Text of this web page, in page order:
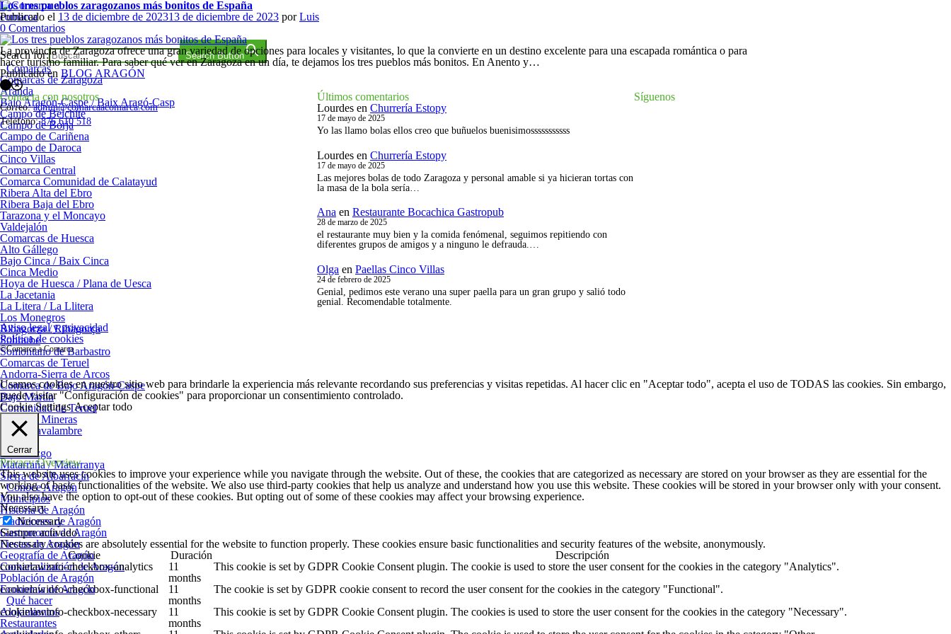
Saltar
al
contenido
Comarca a comarca
Search for: Search Button
Comarcas
Comarcas de Zaragoza
Aranda
Bajo Aragón-Caspe / Baix Aragó-Casp
Campo de Belchite
Campo de Borja
Campo de Cariñena
Campo de Daroca
Cinco Villas
Comarca Central
Comarca Comunidad de Calatayud
Ribera Alta del Ebro
Ribera Baja del Ebro
Tarazona y el Moncayo
Valdejalón
Comarcas de Huesca
Alto Gállego
Bajo Cinca / Baix Cinca
Cinca Medio
Hoya de Huesca / Plana de Uesca
La Jacetania
La Litera / La Llitera
Los Monegros
Ribagorza / Ribagorça
Sobrarbe
Somontano de Barbastro
Comarcas de Teruel
Andorra-Sierra de Arcos
Comarca de Bajo Aragón-Caspe
Bajo Martín
Comunidad de Teruel
Cuencas Mineras
Gúdar-Javalambre
Maestrazgo
Matarraña / Matarranya
Sierra de Albarracín
Conoce Aragón
Municipios
Historia de Aragón
Tradiciones de Aragón
Gastronomía de Aragón
Fiestas de Aragón
Geografía de Aragón
Comarcalización de Aragón
Población de Aragón
Economía de Aragón
Qué hacer
Alojamientos
Restaurantes
Los tres pueblos zaragozanos más bonitos de España
Publicado el 13 de diciembre de 202313 de diciembre de 2023 por Luis
0 Comentariosen
Los
tres
pueblos
zaragozanos
más
bonitos
de
España
La provincia de Zaragoza ofrece una gran variedad de opciones para locales y visitantes, lo que la convierte en un destino excelente para una escapada romántica o para
hacer turismo familiar. Para saber qué ver en Zaragoza en un día, te dejamos los tres pueblos más bonitos. En Anento y…
Publicado en BLOG ARAGÓN
Navegación
de
los
puestos
Contacta con nosotros
Correo:admin@comarcaacomarca.com
Teléfono:876 610 518
Últimos comentarios
Lourdes en Churrería Estopy
17 de mayo de 2025
Yo las llamo bolas ellos creo que buñuelos buenisimosssssssssss
Lourdes en Churrería Estopy
17 de mayo de 2025
Las mejores bolas de todo Zaragoza y personal amable si ya hicieran tortas con
la masa de la bola sería…
Ana en Restaurante Bocachica Gastropub
28 de marzo de 2025
el restaurante muy bien y la comida fenómenal, seguimos repitiendo con
diferentes grupos de amigos y a ninguno le defrauda.…
Olga en Paellas Cinco Villas
24 de febrero de 2025
Genial, pedimos este verano una super paella para un gran grupo y salió todo
genial. Recomendable totalmente.
Síguenos
Aviso legal y privacidad
Política de cookies
©Comarca a Comarca
Usamos cookies en nuestro sitio web para brindarle la experiencia más relevante recordando sus preferencias y visitas repetidas. Al hacer clic en "Aceptar todo", acepta el uso de TODAS las cookies. Sin embargo,
puede visitar "Configuración de cookies" para proporcionar un consentimiento controlado.
Cookie Settings Aceptar todo
Cerrar
Privacy Overview
This website uses cookies to improve your experience while you navigate through the website. Out of these, the cookies that are categorized as necessary are stored on your browser as they are essential for the
working of basic functionalities of the website. We also use third-party cookies that help us analyze and understand how you use this website. These cookies will be stored in your browser only with your consent.
You also have the option to opt-out of these cookies. But opting out of some of these cookies may affect your browsing experience.
Necessary
Necessary
Siempre activado
Necessary cookies are absolutely essential for the website to function properly. These cookies ensure basic functionalities and security features of the website, anonymously.
Cookie
Duración
Descripción
cookielawinfo-checkbox-analytics
11
months
This cookie is set by GDPR Cookie Consent plugin. The cookie is used to store the user consent for the cookies in the category "Analytics".
cookielawinfo-checkbox-functional
11
months
The cookie is set by GDPR cookie consent to record the user consent for the cookies in the category "Functional".
cookielawinfo-checkbox-necessary
11
months
This cookie is set by GDPR Cookie Consent plugin. The cookies is used to store the user consent for the cookies in the category "Necessary".